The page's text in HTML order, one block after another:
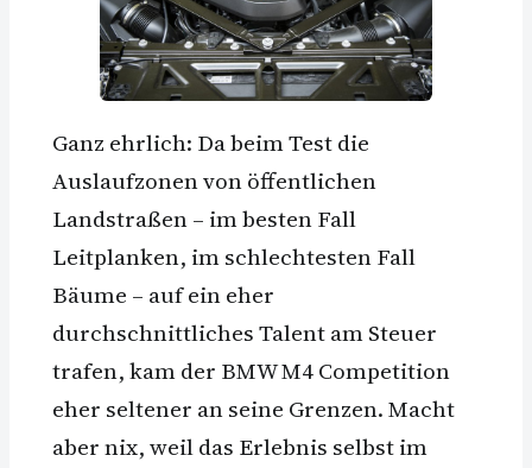
Ganz ehrlich: Da beim Test die
Auslaufzonen von öffentlichen
Landstraßen – im besten Fall
Leitplanken, im schlechtesten Fall
Bäume – auf ein eher
durchschnittliches Talent am Steuer
trafen, kam der BMW M4 Competition
eher seltener an seine Grenzen. Macht
aber nix, weil das Erlebnis selbst im